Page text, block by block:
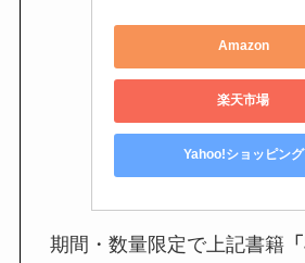
Amazon
楽天市場
Yahoo!ショッピング
期間・数量限定で上記書籍